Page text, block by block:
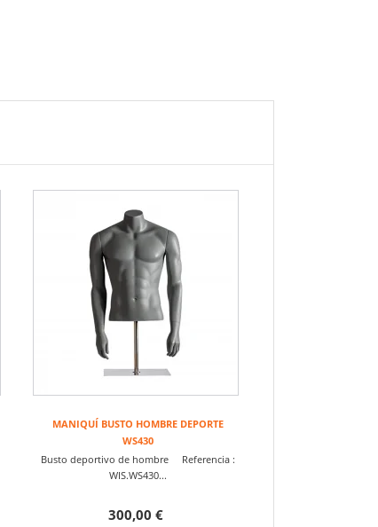
MANIQUÍ BUSTO HOMBRE DEPORTE
WS430
Busto deportivo de hombre Referencia :
WIS.WS430...
300,00 €